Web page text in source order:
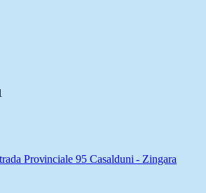
Provinciale 95 Casalduni - Zingara